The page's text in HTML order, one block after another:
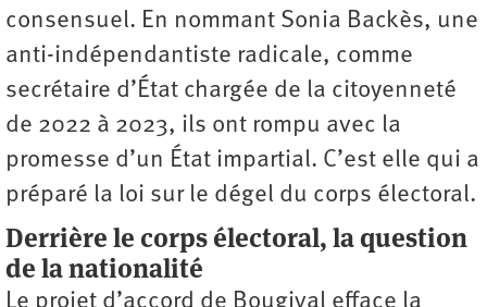
consensuel. En nommant Sonia Backès, une
anti-indépendantiste radicale, comme
secrétaire d’État chargée de la citoyenneté
de 2022 à 2023, ils ont rompu avec la
promesse d’un État impartial. C’est elle qui a
préparé la loi sur le dégel du corps électoral.
Derrière le corps électoral, la question
de la nationalité
Le projet d’accord de Bougival efface la